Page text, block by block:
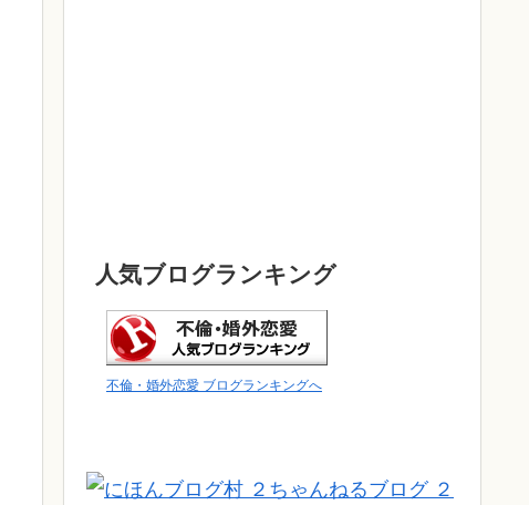
人気ブログランキング
不倫・婚外恋愛 ブログランキングへ